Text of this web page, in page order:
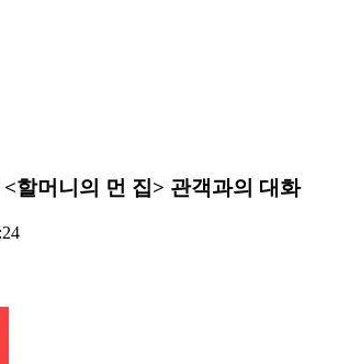
할머니의 먼 집> 관객과의 대화